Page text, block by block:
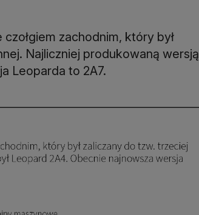
zachodnim, który był
Najliczniej produkowaną wersją
Leoparda to 2A7.